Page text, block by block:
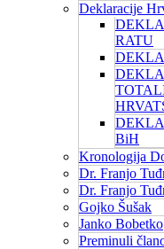
Deklaracije
RATU
BiH
Kronologija
Dr. Franjo
Dr. Franjo
Gojko Šušak
Janko Bobetko
Preminuli